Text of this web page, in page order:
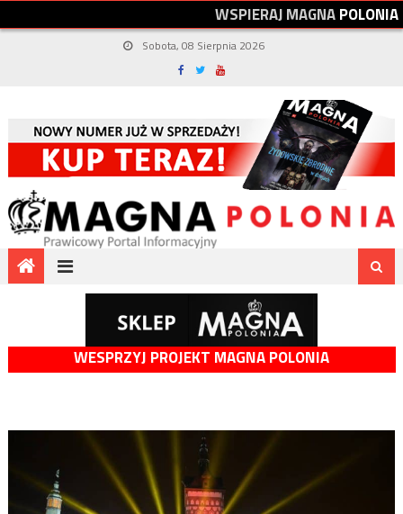
WSPIERAJMAGNAPOLONIA
Sobota, 08 Sierpnia 2026
WESPRZYJ PROJEKT MAGNA POLONIA